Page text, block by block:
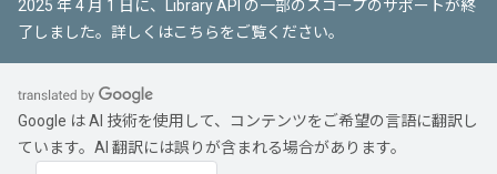
2025 年 4 月 1 日に、Library API の一部のスコープのサポートが終
了しました。 詳しくはこちらをご覧ください。
Google は AI 技術を使用して、コンテンツをご希望の言語に翻訳し
ています。AI 翻訳には誤りが含まれる場合があります。